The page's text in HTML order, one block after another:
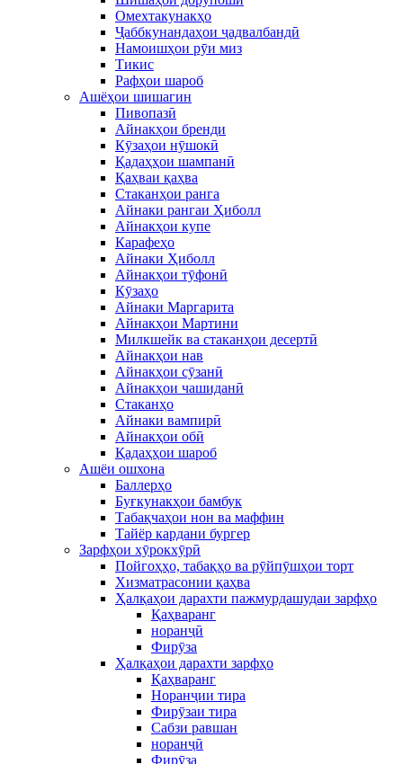
Омехтакунакҳо
Ҷаббкунандаҳои ҷадвалбандӣ
Намоишҳои рӯи миз
Тикис
Рафҳои шароб
Ашёҳои шишагин
Пивопазӣ
Айнакҳои бренди
Кӯзаҳои нӯшокӣ
Қадаҳҳои шампанӣ
Қаҳваи қаҳва
Стаканҳои ранга
Айнаки рангаи Ҳиболл
Айнакҳои купе
Карафеҳо
Айнаки Ҳиболл
Айнакҳои тӯфонӣ
Кӯзаҳо
Айнаки Маргарита
Айнакҳои Мартини
Милкшейк ва стаканҳои десертӣ
Айнакҳои нав
Айнакҳои сӯзанӣ
Айнакҳои чашиданӣ
Стаканҳо
Айнаки вампирӣ
Айнакҳои обӣ
Қадаҳҳои шароб
Ашёи ошхона
Баллерҳо
Буғкунакҳои бамбук
Табақчаҳои нон ва маффин
Тайёр кардани бургер
Зарфҳои хӯрокхӯрӣ
Пойгоҳҳо, табақҳо ва рӯйпӯшҳои торт
Хизматрасонии қаҳва
Ҳалқаҳои дарахти пажмурдашудаи зарфҳо
Қаҳваранг
норанҷӣ
Фирӯза
Ҳалқаҳои дарахти зарфҳо
Қаҳваранг
Норанҷии тира
Фирӯзаи тира
Сабзи равшан
норанҷӣ
Фирӯза